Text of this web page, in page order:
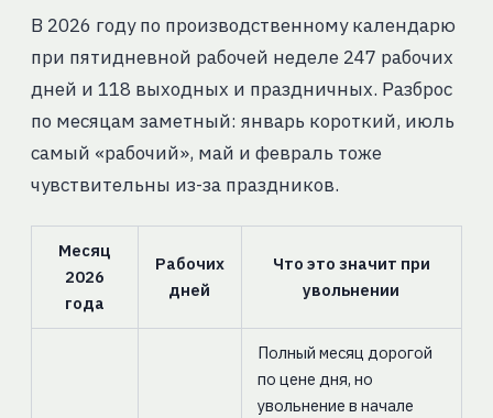
В 2026 году по производственному календарю
при пятидневной рабочей неделе 247 рабочих
дней и 118 выходных и праздничных. Разброс
по месяцам заметный: январь короткий, июль
самый «рабочий», май и февраль тоже
чувствительны из-за праздников.
Месяц
2026
года
Рабочих
дней
Что это значит при
увольнении
Полный месяц дорогой
по цене дня, но
увольнение в начале